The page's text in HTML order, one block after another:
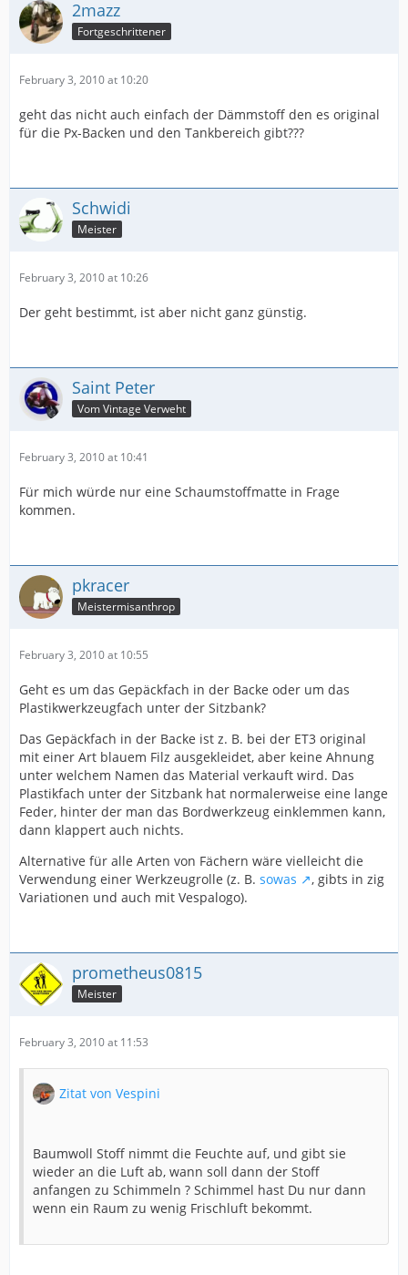
2mazz
Fortgeschrittener
February 3, 2010 at 10:20
geht das nicht auch einfach der Dämmstoff den es original
für die Px-Backen und den Tankbereich gibt???
Schwidi
Meister
February 3, 2010 at 10:26
Der geht bestimmt, ist aber nicht ganz günstig.
Saint Peter
Vom Vintage Verweht
February 3, 2010 at 10:41
Für mich würde nur eine Schaumstoffmatte in Frage
kommen.
pkracer
Meistermisanthrop
February 3, 2010 at 10:55
Geht es um das Gepäckfach in der Backe oder um das
Plastikwerkzeugfach unter der Sitzbank?
Das Gepäckfach in der Backe ist z. B. bei der ET3 original
mit einer Art blauem Filz ausgekleidet, aber keine Ahnung
unter welchem Namen das Material verkauft wird. Das
Plastikfach unter der Sitzbank hat normalerweise eine lange
Feder, hinter der man das Bordwerkzeug einklemmen kann,
dann klappert auch nichts.
Alternative für alle Arten von Fächern wäre vielleicht die
Verwendung einer Werkzeugrolle (z. B. sowas
, gibts in zig
Variationen und auch mit Vespalogo).
prometheus0815
Meister
February 3, 2010 at 11:53
Zitat von Vespini
Baumwoll Stoff nimmt die Feuchte auf, und gibt sie
wieder an die Luft ab, wann soll dann der Stoff
anfangen zu Schimmeln ? Schimmel hast Du nur dann
wenn ein Raum zu wenig Frischluft bekommt.